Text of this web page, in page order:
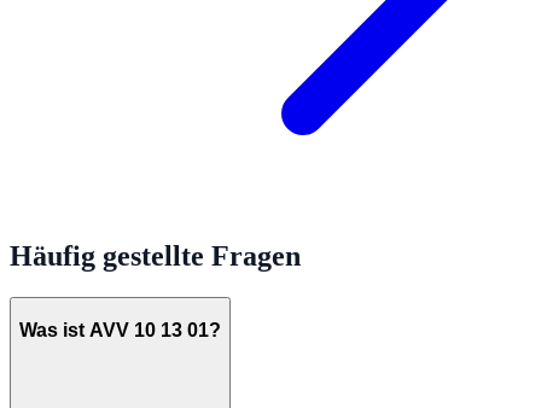
Häufig gestellte Fragen
Was ist AVV 10 13 01?